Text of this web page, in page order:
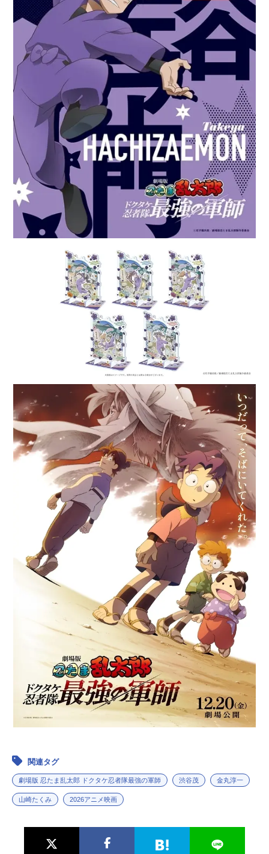
関連タグ
劇場版 忍たま乱太郎 ドクタケ忍者隊最強の軍師 渋谷茂 金丸淳一
山崎たくみ 2026アニメ映画